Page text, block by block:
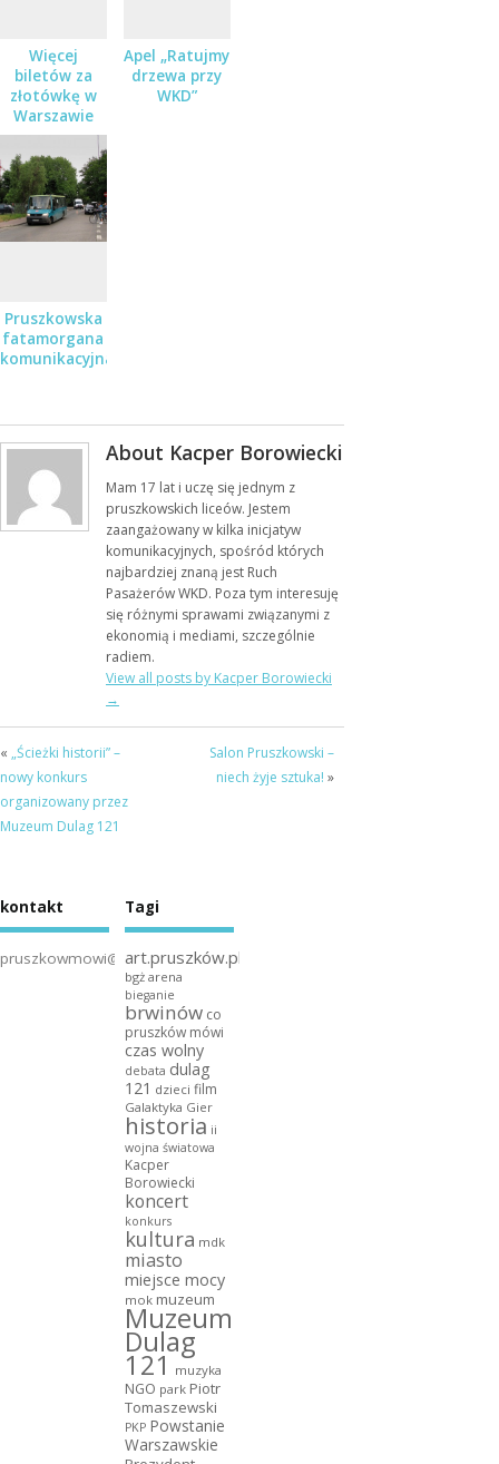
Więcej
biletów za
złotówkę w
Warszawie
Apel „Ratujmy
drzewa przy
WKD”
Pruszkowska
fatamorgana
komunikacyjna
About Kacper Borowiecki
Mam 17 lat i uczę się jednym z
pruszkowskich liceów. Jestem
zaangażowany w kilka inicjatyw
komunikacyjnych, spośród których
najbardziej znaną jest Ruch
Pasażerów WKD. Poza tym interesuję
się różnymi sprawami związanymi z
ekonomią i mediami, szczególnie
radiem.
View all posts by Kacper Borowiecki
→
« „Ścieżki historii” –
nowy konkurs
organizowany przez
Muzeum Dulag 121
Salon Pruszkowski –
niech żyje sztuka! »
kontakt
pruszkowmowi@gmail.com
Tagi
art.pruszków.pl
bgż arena
bieganie
brwinów co
pruszków mówi
czas wolny
debata dulag
121 dzieci film
Galaktyka Gier
historia ii
wojna światowa
Kacper
Borowiecki
koncert
konkurs
kultura mdk
miasto
miejsce mocy
mok muzeum
Muzeum
Dulag
121 muzyka
NGO park Piotr
Tomaszewski
PKP Powstanie
Warszawskie